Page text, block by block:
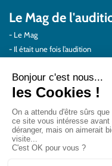
Le Mag de
Le Mag
Il était une fois l’audition
Protéger vos oreilles
Témoignages
Pour les pros
Le réseau Audilab